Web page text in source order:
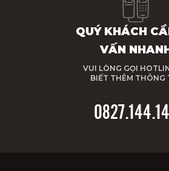
QUÝ KHÁCH
VẤN
VUI LÒNG GỌI
BIẾT THÊM THÔNG